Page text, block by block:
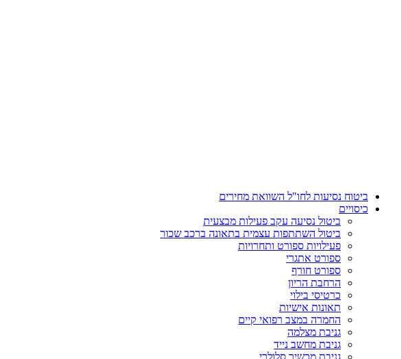
ביטוח נסיעות לחו"ל השוואת מחירים
כיסויים
ביטול נסיעה עקב פעילות מבצעית
ביטול השתתפות עצמית בתאונה ברכב שכור
פעילויות ספורט ותחרויות
ספורט אתגרי
ספורט חורף
הרחבת הריון
כרטיסי בילוי
תאונות אישיות
החמרה במצב רפואי קיים
גניבת מצלמה
גניבת מחשב נייד
גניבת מכשיר סלולרי